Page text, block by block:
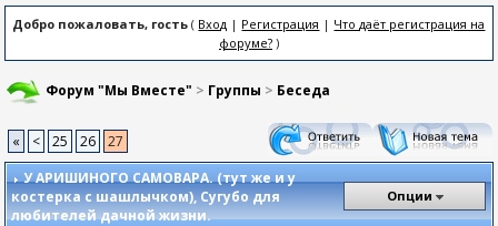
Добро пожаловать, гость ( Вход | Регистрация | Что даёт регистрация на
форуме?)
Форум "Мы Вместе" > Группы > Беседа
« < 25 26
27
У АРИШИНОГО САМОВАРА. (тут же и у
костерка с шашлычком), Сугубо для
любителей дачной жизни.
Опции